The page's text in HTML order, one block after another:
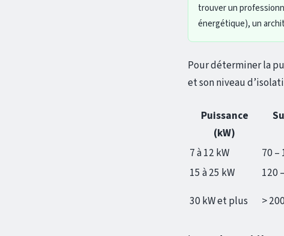
trouver un
énergétique), un
Pour déterminer la
et son niveau
Puissance
(kW)
7 à 12 kW
70 –
15 à 25 kW
120
30 kW et plus
>